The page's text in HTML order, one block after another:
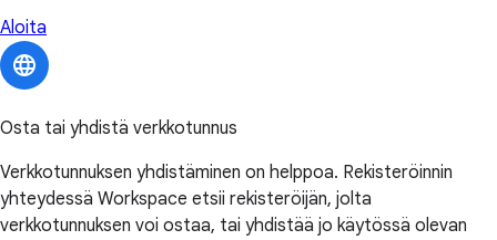
Aloita
Osta tai yhdistä verkkotunnus
Verkkotunnuksen yhdistäminen on helppoa. Rekisteröinnin
yhteydessä Workspace etsii rekisteröijän, jolta
verkkotunnuksen voi ostaa, tai yhdistää jo käytössä olevan